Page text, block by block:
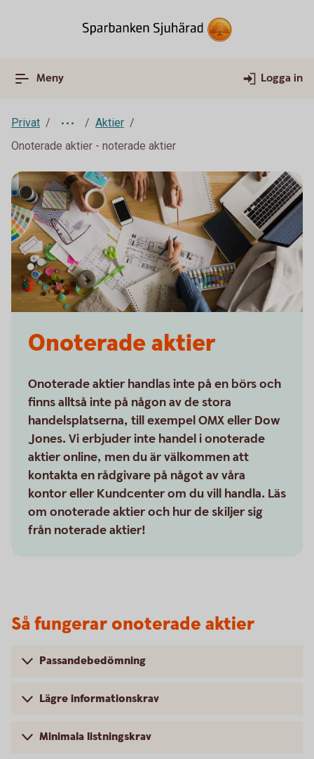
Meny Logga in
Privat
Aktier
Onoterade aktier - noterade aktier
Onoterade aktier
Onoterade aktier handlas inte på en börs och
finns alltså inte på någon av de stora
handelsplatserna, till exempel OMX eller Dow
Jones. Vi erbjuder inte handel i onoterade
aktier online, men du är välkommen att
kontakta en rådgivare på något av våra
kontor eller Kundcenter om du vill handla. Läs
om onoterade aktier och hur de skiljer sig
från noterade aktier!
Så fungerar onoterade aktier
Passandebedömning
Lägre informationskrav
Minimala listningskrav